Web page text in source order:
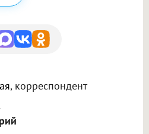
, корреспондент